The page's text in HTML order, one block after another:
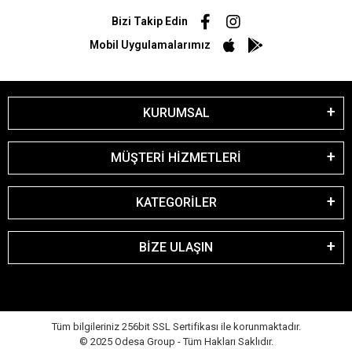
Bizi Takip Edin
Mobil Uygulamalarımız
KURUMSAL
MÜŞTERİ HİZMETLERİ
KATEGORİLER
BİZE ULAŞIN
Tüm bilgileriniz 256bit SSL Sertifikası ile korunmaktadır.
© 2025 Odesa Group - Tüm Hakları Saklıdır.